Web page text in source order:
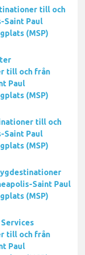
till och
Saint Paul
(MSP)
till och från
Paul
(MSP)
till och
Saint Paul
(MSP)
Saint Paul
(MSP)
till och från
Paul